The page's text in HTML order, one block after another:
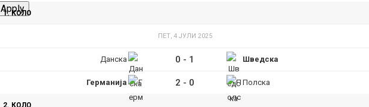
1. КОЛО
ПЕТ, 4 ЈУЛИ 2025
Данска 0 - 1 Шведска
Германија 2 - 0 Полска